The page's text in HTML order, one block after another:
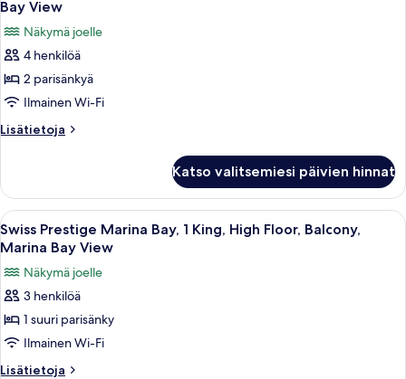
kuvat
Balcony,
Marina
Bay
huonetyypin
Premier
Prestige
Marina
Bay,
2
Marina
Bay
View
kuvat
Bay View
Näkymä joelle
4 henkilöä
2 parisänkyä
Ilmainen Wi-Fi
Lisätietoja
Lisätietoja
Marina
Bay,
2
Doubles,
Marina
Bay
Katso valitsemiesi päivien hinnat
Avaa
kaikki
huonetyypin
Swiss
Prestige
Marina
Bay,
1
Hotellihuone, jossa on suuri sänky,
6
Swiss Prestige Marina Bay, 1 King, High Floor, Balcony,
Marina Bay View
Näkymä joelle
3 henkilöä
1 suuri parisänky
Ilmainen Wi-Fi
Lisätietoja
Lisätietoja